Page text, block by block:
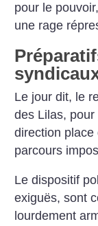
pour le
une rage
Le jour dit, le
des Lilas,
direction place
parcours
Le dispositif
exiguës, sont
lourdement